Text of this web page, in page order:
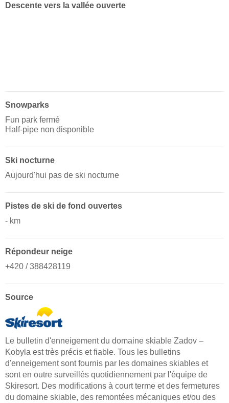
Descente vers la vallée ouverte
Snowparks
Fun park fermé
Half-pipe non disponible
Ski nocturne
Aujourd'hui pas de ski nocturne
Pistes de ski de fond ouvertes
- km
Répondeur neige
+420 / 388428119
Source
Le bulletin d'enneigement du domaine skiable Zadov –
Kobyla est très précis et fiable. Tous les bulletins
d'enneigement sont fournis par les domaines skiables et
sont en outre surveillés quotidiennement par l'équipe de
Skiresort. Des modifications à court terme et des fermetures
du domaine skiable, des remontées mécaniques et/ou des